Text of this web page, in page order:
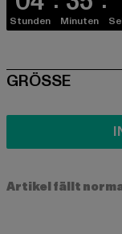
Stunden Minuten
SIZE
GRÖSSE
Artikel fällt